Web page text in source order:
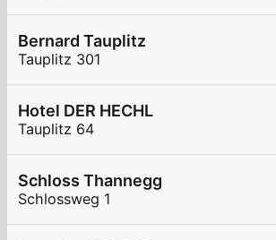
Bernard Tauplitz
Tauplitz 301
Hotel DER HECHL
Tauplitz 64
Schloss Thannegg
Schlossweg 1